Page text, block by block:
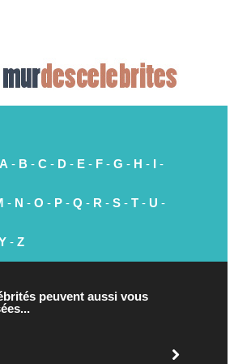
A - B - C - D - E - F - G - H - I -
- N - O - P - Q - R - S - T - U -
- Z
peuvent aussi vous